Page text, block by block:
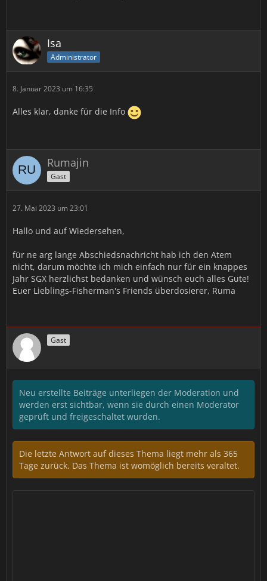
Isa
Administrator
8. Januar 2023 um 16:35
Alles klar, danke für die Info
Rumajin
Gast
27. Mai 2023 um 23:01
Hallo und auf Wiedersehen,
für ne arg lange Abschiedsnachricht hab ich den Atem
nicht, darum möchte ich mich einfach nur für ein knappes
Jahr SGX herzlichst bedanken und wünsch euch alles Gute!
Euer Lieblings-Fisherman's Friends überdosierer, Ruma
Gast
Neu erstellte Beiträge unterliegen der Moderation und
werden erst sichtbar, wenn sie durch einen Moderator
geprüft und freigeschaltet wurden.
Die letzte Antwort auf dieses Thema liegt mehr als 365
Tage zurück. Das Thema ist womöglich bereits veraltet.